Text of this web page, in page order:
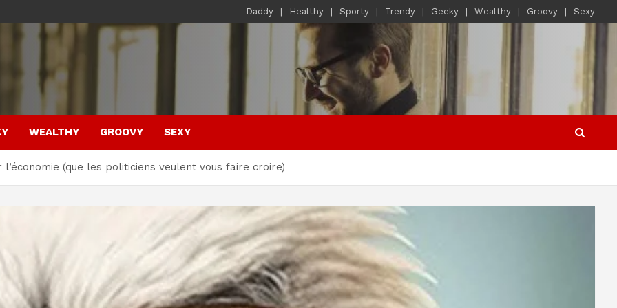
Daddy Healthy Sporty Trendy Geeky Wealthy Groovy Sexy
WEALTHY GROOVY SEXY
l’économie (que les politiciens veulent vous faire croire)